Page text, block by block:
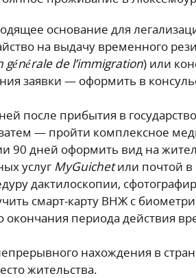
основание для
на выдачу временного
générale de l’immigration) или
заявки — оформить в
после прибытия в
— пройти комплексное
90 дней оформить вид на
услуг MyGuichetили почтой в
дактилоскопии,
смарт-карту ВНЖ с
окончания периода действия
нахождения в
жительства.